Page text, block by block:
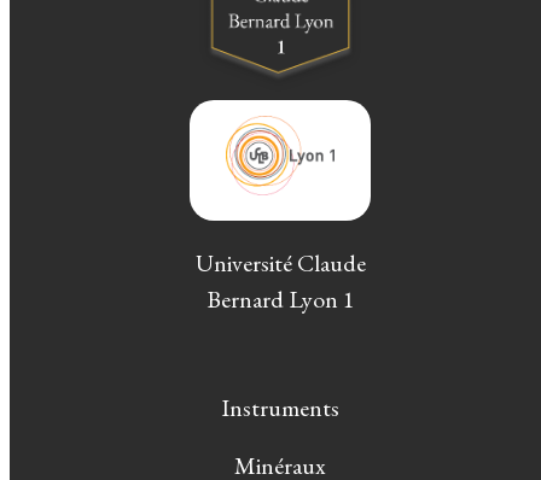
Université Claude
Bernard Lyon 1
Instruments
Minéraux